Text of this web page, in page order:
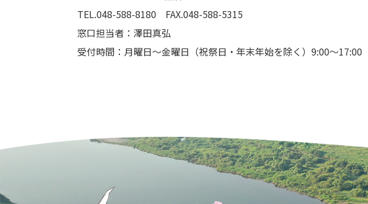
TEL.048-588-8180 FAX.048-588-5315
窓口担当者：澤田真弘
受付時間：月曜日～金曜日（祝祭日・年末年始を除く）9:00～17:00